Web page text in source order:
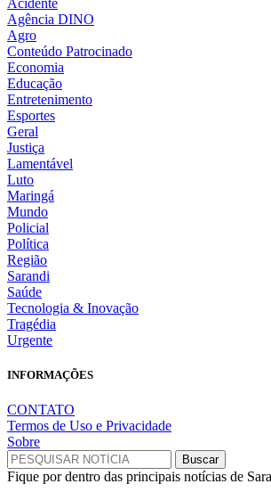
Agência DINO
Agro
Conteúdo Patrocinado
Economia
Educação
Entretenimento
Esportes
Geral
Justiça
Lamentável
Luto
Maringá
Mundo
Policial
Política
Região
Sarandi
Saúde
Tecnologia & Inovação
Tragédia
Urgente
INFORMAÇÕES
CONTATO
Termos de Uso e Privacidade
Sobre
Fique por dentro das principais notícias de